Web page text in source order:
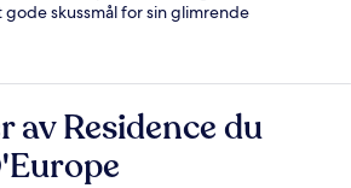
skussmål for sin glimrende
av Residence du